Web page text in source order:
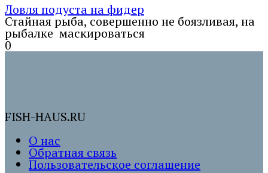
Ловля подуста на фидер
Стайная рыба, совершенно не боязливая, на
рыбалке маскироваться
0
FISH-HAUS.RU
О нас
Обратная связь
Пользовательское соглашение